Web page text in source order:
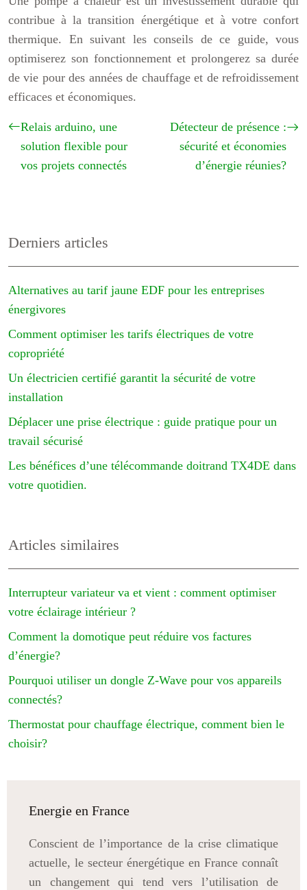
contribue à la transition énergétique et à votre confort
thermique. En suivant les conseils de ce guide, vous
optimiserez son fonctionnement et prolongerez sa durée
de vie pour des années de chauffage et de refroidissement
efficaces et économiques.
Relais arduino, une
solution flexible pour
vos projets connectés
Détecteur de présence :
sécurité et économies
d’énergie réunies?
Derniers articles
Alternatives au tarif jaune EDF pour les entreprises
énergivores
Comment optimiser les tarifs électriques de votre
copropriété
Un électricien certifié garantit la sécurité de votre
installation
Déplacer une prise électrique : guide pratique pour un
travail sécurisé
Les bénéfices d’une télécommande doitrand TX4DE dans
votre quotidien.
Articles similaires
Interrupteur variateur va et vient : comment optimiser
votre éclairage intérieur ?
Comment la domotique peut réduire vos factures
d’énergie?
Pourquoi utiliser un dongle Z-Wave pour vos appareils
connectés?
Thermostat pour chauffage électrique, comment bien le
choisir?
Energie en France
Conscient de l’importance de la crise climatique
actuelle, le secteur énergétique en France connaît
un changement qui tend vers l’utilisation de